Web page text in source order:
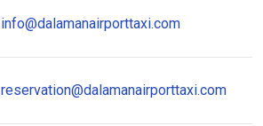
info@dalamanairporttaxi.com
reservation@dalamanairporttaxi.com